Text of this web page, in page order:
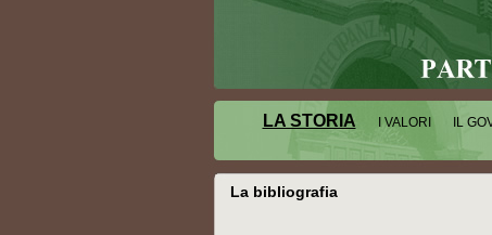
LA STORIA I VALORI IL
La bibliografia